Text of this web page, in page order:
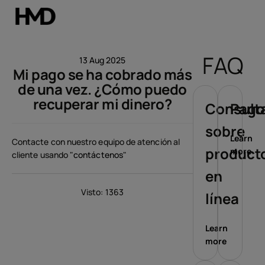
Smartphones
Teléfonos clásicos
Accesorios
13 Aug 2025
Mi pago se ha cobrado más
de una vez. ¿Cómo puedo
recuperar mi dinero?
Contacte con nuestro equipo de atención al
cliente usando "contáctenos"
Visto: 1363
FAQ
sobre
en
línea
Learn
more
Learn
more